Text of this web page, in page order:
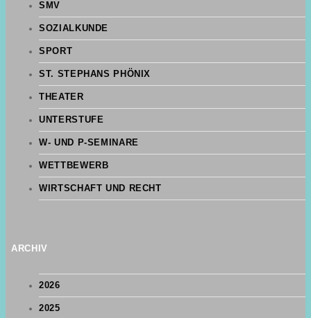
SMV
SOZIALKUNDE
SPORT
ST. STEPHANS PHÖNIX
THEATER
UNTERSTUFE
W- UND P-SEMINARE
WETTBEWERB
WIRTSCHAFT UND RECHT
ARCHIV
2026
2025